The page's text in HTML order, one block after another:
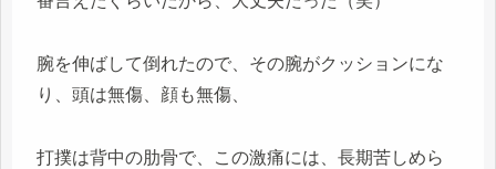
腕を伸ばして倒れたので、その腕がクッションにな
り、頭は無傷、顔も無傷、
打撲は背中の肋骨で、この激痛には、長期苦しめら